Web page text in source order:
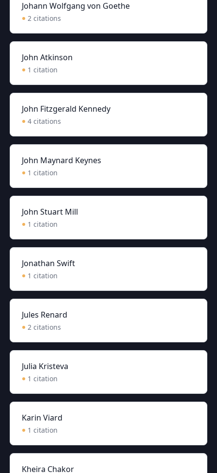
Johann Wolfgang von Goethe
2 citations
John Atkinson
1 citation
John Fitzgerald Kennedy
4 citations
John Maynard Keynes
1 citation
John Stuart Mill
1 citation
Jonathan Swift
1 citation
Jules Renard
2 citations
Julia Kristeva
1 citation
Karin Viard
1 citation
Kheira Chakor